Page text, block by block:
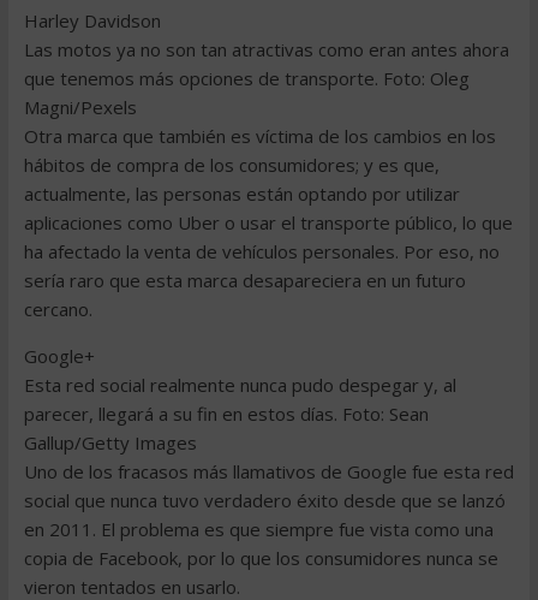
Harley Davidson
Las motos ya no son tan atractivas como eran antes ahora
que tenemos más opciones de transporte. Foto: Oleg
Magni/Pexels
Otra marca que también es víctima de los cambios en los
hábitos de compra de los consumidores; y es que,
actualmente, las personas están optando por utilizar
aplicaciones como Uber o usar el transporte público, lo que
ha afectado la venta de vehículos personales. Por eso, no
sería raro que esta marca desapareciera en un futuro
cercano.
Google+
Esta red social realmente nunca pudo despegar y, al
parecer, llegará a su fin en estos días. Foto: Sean
Gallup/Getty Images
Uno de los fracasos más llamativos de Google fue esta red
social que nunca tuvo verdadero éxito desde que se lanzó
en 2011. El problema es que siempre fue vista como una
copia de Facebook, por lo que los consumidores nunca se
vieron tentados en usarlo.